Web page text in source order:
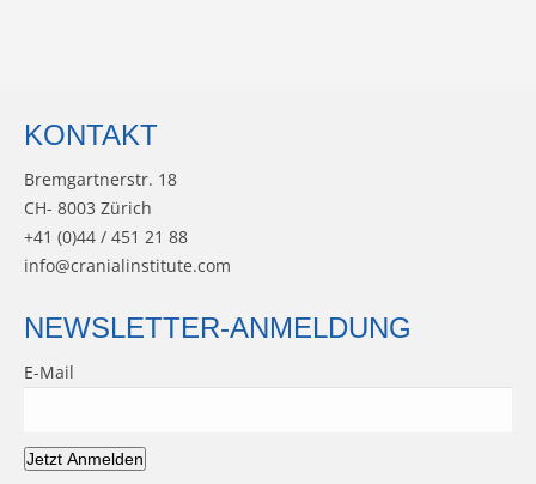
KONTAKT
Bremgartnerstr. 18
CH- 8003 Zürich
+41 (0)44 / 451 21 88
info@cranialinstitute.com
NEWSLETTER-ANMELDUNG
E-Mail
Jetzt Anmelden